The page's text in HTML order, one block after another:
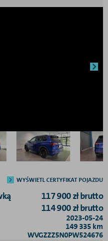
WYŚWIETL CERTYFIKAT POJAZDU
117 900złbrutto
114 900złbrutto
2023-05-24
149 335 km
WVGZZZ5N0PW524676